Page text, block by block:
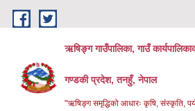
Skip to main content
ऋषिङ्ग गाउँपालिका, गाउँ
गण्डकी प्रदेश, तनहुँ, नेपाल
"ऋषिङ्ग समृद्धिको आधारः कृषि, संस्कृति,